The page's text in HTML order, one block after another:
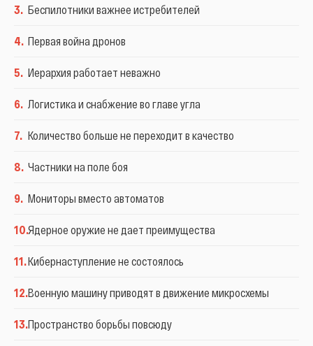
3. Беспилотники важнее истребителей
4. Первая война дронов
5. Иерархия работает неважно
6. Логистика и снабжение во главе угла
7. Количество больше не переходит в качество
8. Частники на поле боя
9. Мониторы вместо автоматов
10.Ядерное оружие не дает преимущества
11.Кибернаступление не состоялось
12.Военную машину приводят в движение микросхемы
13.Пространство борьбы повсюду